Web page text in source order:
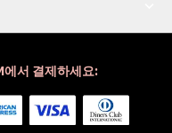
에서 결제하세요: